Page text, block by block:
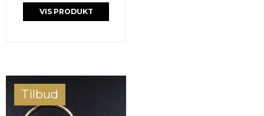
VIS PRODUKT
Tilbud